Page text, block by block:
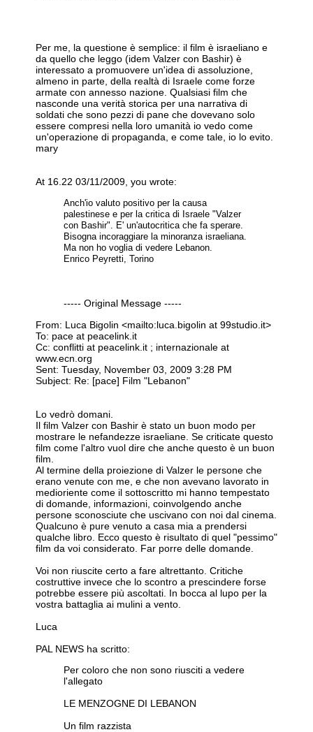
Per me, la questione è semplice: il film è israeliano e
da quello che leggo (idem Valzer con Bashir) è
interessato a promuovere un'idea di assoluzione,
almeno in parte, della realtà di Israele come forze
armate con annesso nazione. Qualsiasi film che
nasconde una verità storica per una narrativa di
soldati che sono pezzi di pane che dovevano solo
essere compresi nella loro umanità io vedo come
un'operazione di propaganda, e come tale, io lo evito.
mary
At 16.22 03/11/2009, you wrote:
Anch'io valuto positivo per la causa
palestinese e per la critica di Israele "Valzer
con Bashir". E' un'autocritica che fa sperare.
Bisogna incoraggiare la minoranza israeliana.
Ma non ho voglia di vedere Lebanon.
Enrico Peyretti, Torino
----- Original Message -----
From: Luca Bigolin <mailto:luca.bigolin at 99studio.it>
To: pace at peacelink.it
Cc: conflitti at peacelink.it ; internazionale at
www.ecn.org
Sent: Tuesday, November 03, 2009 3:28 PM
Subject: Re: [pace] Film "Lebanon"
Lo vedrò domani.
Il film Valzer con Bashir è stato un buon modo per
mostrare le nefandezze israeliane. Se criticate questo
film come l'altro vuol dire che anche questo è un buon
film.
Al termine della proiezione di Valzer le persone che
erano venute con me, e che non avevano lavorato in
medioriente come il sottoscritto mi hanno tempestato
di domande, informazioni, coinvolgendo anche
persone sconosciute che uscivano con noi dal cinema.
Qualcuno è pure venuto a casa mia a prendersi
qualche libro. Ecco questo è risultato di quel "pessimo"
film da voi considerato. Far porre delle domande.
Voi non riuscite certo a fare altrettanto. Critiche
costruttive invece che lo scontro a prescindere forse
potrebbe essere più ascoltati. In bocca al lupo per la
vostra battaglia ai mulini a vento.
Luca
PAL NEWS ha scritto:
Per coloro che non sono riusciti a vedere
l'allegato
LE MENZOGNE DI LEBANON
Un film razzista